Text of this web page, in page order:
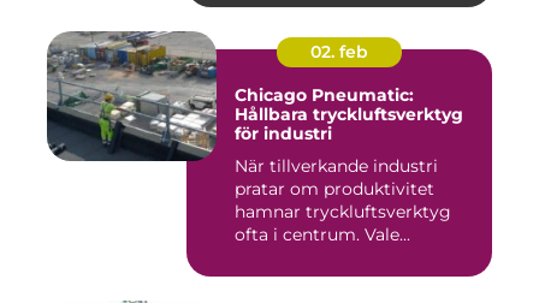
02. feb
Chicago Pneumatic:
Hållbara tryckluftsverktyg
för industri
När tillverkande industri
pratar om produktivitet
hamnar tryckluftsverktyg
ofta i centrum. Vale...